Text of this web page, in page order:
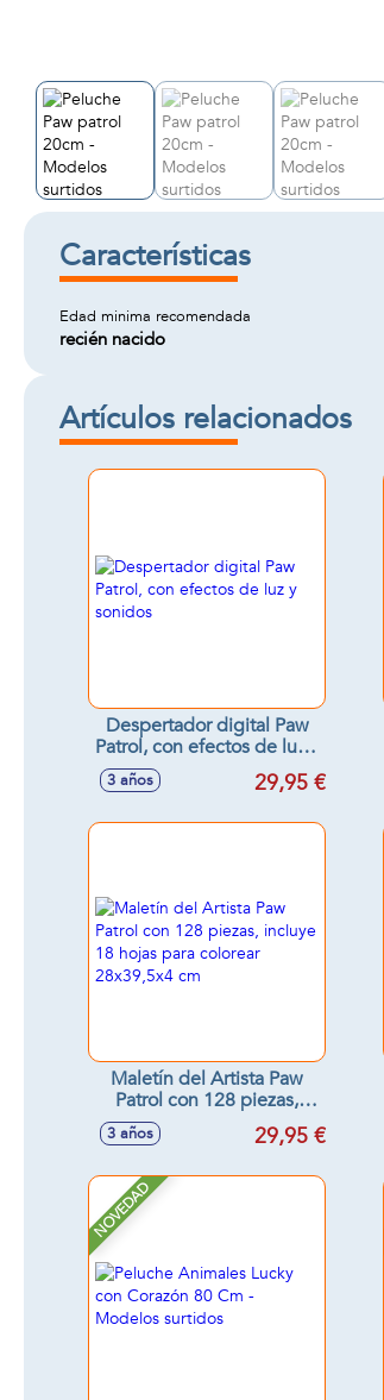
Características
Edad minima recomendada
recién nacido
Artículos relacionados
Despertador digital Paw
Patrol, con efectos de luz y
3 años 29,95 €
Maletín del Artista Paw
Patrol con 128 piezas,
incluye 18 hojas para
colorear 28x39,5x4 cm
3 años 29,95 €
NOVEDAD